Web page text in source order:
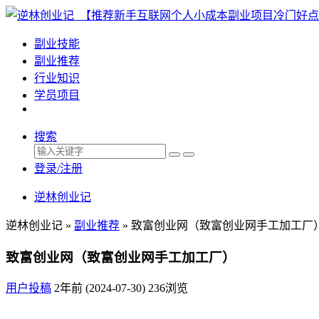
副业技能
副业推荐
行业知识
学员项目
搜索
登录/注册
逆林创业记
逆林创业记 » 副业推荐 » 致富创业网（致富创业网手工加工厂
致富创业网（致富创业网手工加工厂）
用户投稿 2年前 (2024-07-30) 236浏览